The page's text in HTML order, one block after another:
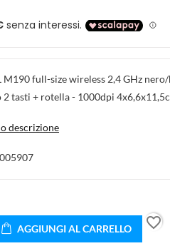
M190 full-size wireless 2,4 GHz
tasti + rotella - 1000dpi
descrizione
AGGIUNGI AL CARRELLO favorite_border